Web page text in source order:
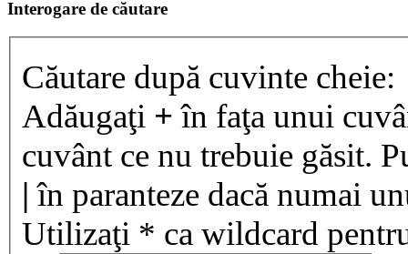
Interogare de căutare
Căutare după cuvinte cheie:
Adăugaţi + în faţa unui
cuvânt ce nu trebuie găsit.
| în paranteze dacă numai
Utilizaţi * ca wildcard